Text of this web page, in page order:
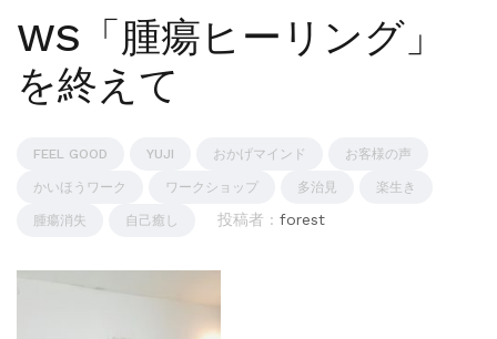
WS「腫瘍ヒーリング」
を終えて
FEEL GOOD YUJI おかげマインド お客様の声
かいほうワーク ワークショップ 多治見 楽生き
腫瘍消失 自己癒し 投稿者 : forest